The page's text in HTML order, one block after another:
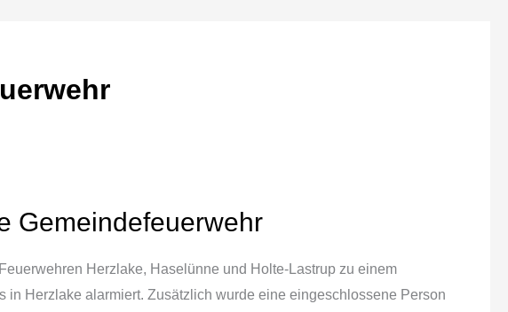
Gemeindefeuerwehr
Herzlake, Haselünne und Holte-Lastrup zu einem
Herzlake alarmiert. Zusätzlich wurde eine eingeschlossene Person